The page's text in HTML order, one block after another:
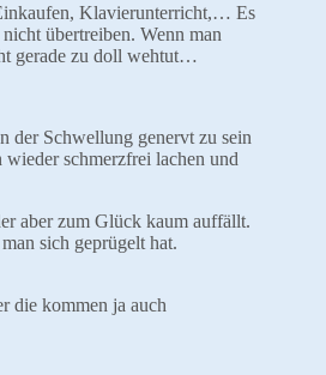
Klavierunterricht,… Es
übertreiben. Wenn man
gerade zu doll wehtut…
der Schwellung genervt zu sein
schmerzfrei lachen und
aber zum Glück kaum auffällt.
sich geprügelt hat.
die kommen ja auch